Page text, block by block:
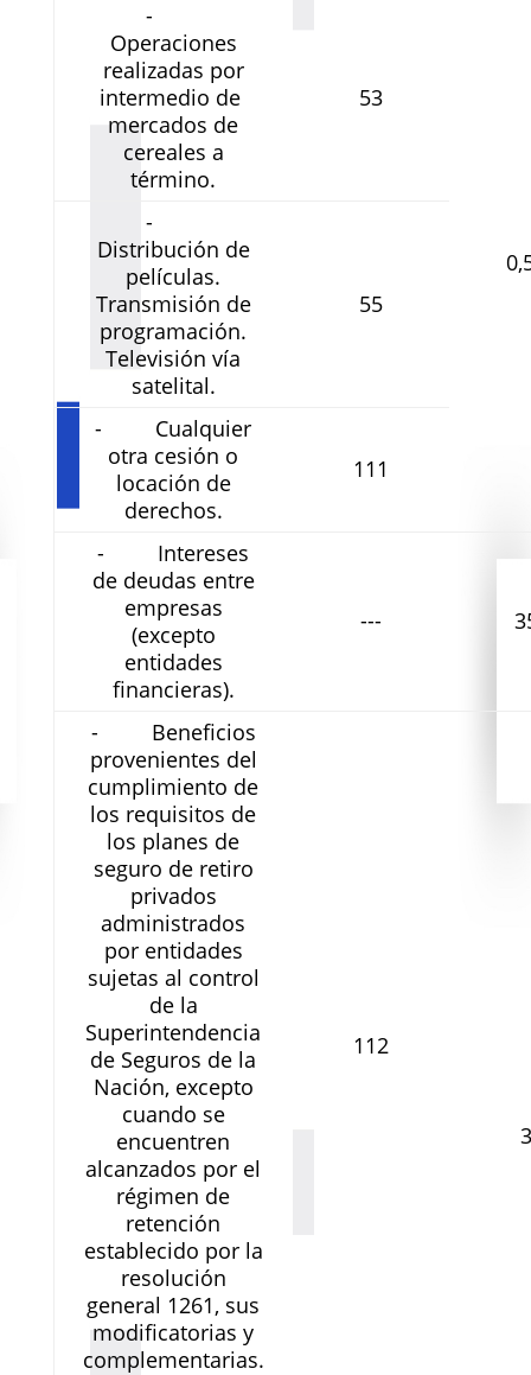
-
Operaciones
realizadas por
intermedio de
mercados de
cereales a
término.
53
-
Distribución de
películas.
Transmisión de
programación.
Televisión vía
satelital.
55
- Cualquier
otra cesión o
locación de
derechos.
111
- Intereses
de deudas entre
empresas
(excepto
entidades
financieras).
---
- Beneficios
provenientes del
cumplimiento de
los requisitos de
los planes de
seguro de retiro
privados
administrados
por entidades
sujetas al control
de la
Superintendencia
de Seguros de la
Nación, excepto
cuando se
encuentren
alcanzados por el
régimen de
retención
establecido por la
resolución
general 1261, sus
modificatorias y
complementarias.
112